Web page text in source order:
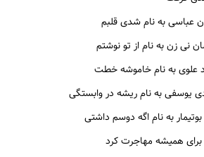
عباسی به نام شدی قلبم
نی زن به نام از تو نوشتم
علوی به نام خاموشه خطت
یوسفی به نام ریشه در وابستگی
به نام اگه دوسم داشتی
همیشه مهاجرت کرد